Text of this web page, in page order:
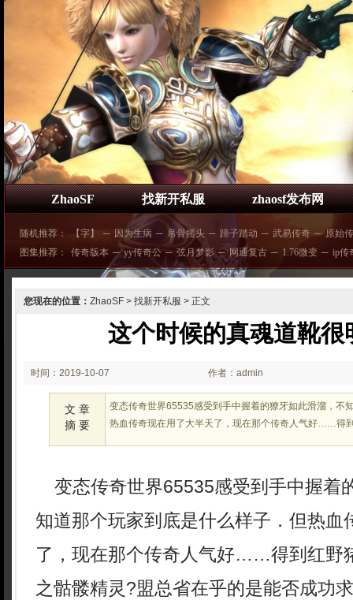
ZhaoSF 找新开私服 zhaosf发布网
随机推荐： 【字】 ─ 因为生病 ─ 帛骨摇头 ─ 蹄子踏动 ─ 武易传奇 ─ 原始
图集推荐：
传奇版本 ─ yy传奇公 ─ 弦月梦影 ─ 网通复古 ─ 1.76微变 ─ ip传
您现在的位置： ZhaoSF > 找新开私服 > 正文
这个时候的真魂道靴很
时间：2019-10-07
00:52:59
作者：admin
文 章
摘 要
变态传奇世界65535感受到手中握着的獠牙如此滑溜，不
热血传奇现在用了大半天了，现在那个传奇人气好……得
变态传奇世界65535感受到手中握着
知道那个玩家到底是什么样子．但热血
了，现在那个传奇人气好……得到红野
之骷髅精灵?盟总省在乎的是能否成